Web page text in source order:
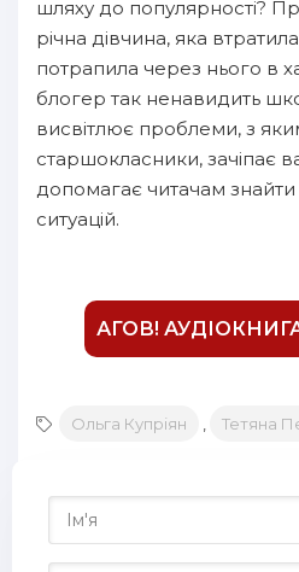
16
17
19
20
25
27
28
шляху до популярності?
річна дівчина, яка
потрапила через нього в
блогер так ненавидить
висвітлює проблеми, з
старшокласники, зачіпає
допомагає читачам знайти
ситуацій.
АГОВ!
Ольга Купріян Тетяна